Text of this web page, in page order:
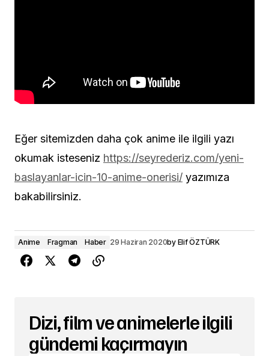
Eğer sitemizden daha çok anime ile ilgili yazı
okumak isteseniz https://seyrederiz.com/yeni-
baslayanlar-icin-10-anime-onerisi/ yazımıza
bakabilirsiniz.
Anime Fragman Haber 29 Haziran 2020by Elif ÖZTÜRK
Dizi, film ve animelerle ilgili
gündemi kaçırmayın